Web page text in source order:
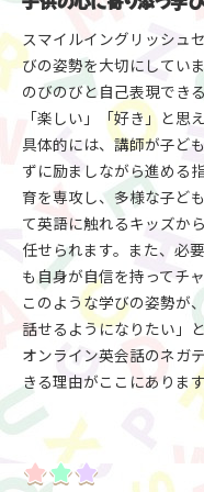
スマイルイングリッシュ
びの姿勢を大切にしてい
のびのびと自己表現でき
「楽しい」「好き」と思
具体的には、講師が子ど
ずに励ましながら進める
育を専攻し、多様な子ど
て英語に触れるキッズか
任せられます。また、必
も自身が自信を持ってチ
このような学びの姿勢が
話せるようになりたい」
オンライン英会話のネガ
きる理由がここにありま